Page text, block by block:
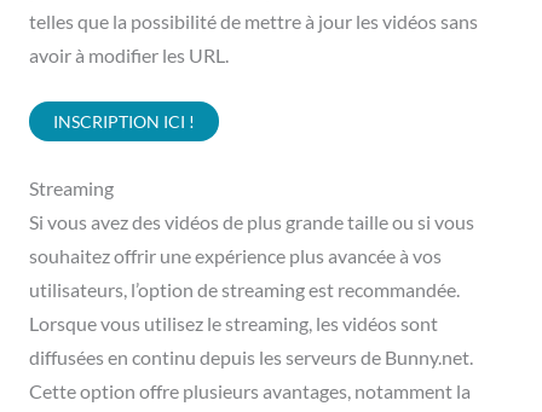
telles que la possibilité de mettre à jour les vidéos sans
avoir à modifier les URL.
INSCRIPTION ICI !
Streaming
Si vous avez des vidéos de plus grande taille ou si vous
souhaitez offrir une expérience plus avancée à vos
utilisateurs, l’option de streaming est recommandée.
Lorsque vous utilisez le streaming, les vidéos sont
diffusées en continu depuis les serveurs de Bunny.net.
Cette option offre plusieurs avantages, notamment la